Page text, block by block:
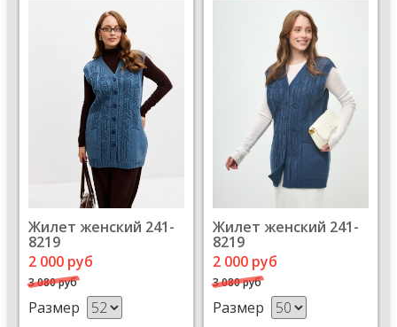
Жилет женский 241-
8219
2 000 руб
3 080 руб
Размер
Жилет женский 241-
8219
2 000 руб
3 080 руб
Размер